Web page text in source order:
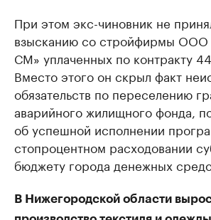
При этом экс-чиновник не
взысканию со стройфирмы
СМ» уплаченных по контракту
Вместо этого он скрыл факт
обязательств по переселению
аварийного жилищного фонда,
об успешной исполнении
стопроцентном расходовании
бюджету города денежных
В Нижегородской области